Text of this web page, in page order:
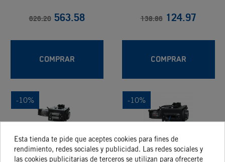
626.20 563.58
COMPRAR
138.86 124.97
COMPRAR
-10%
Polaris HD 2,500
-10%
K-WINCH POL 3.5
Esta tienda te pide que aceptes cookies para fines de
rendimiento, redes sociales y publicidad. Las redes sociales y
las cookies publicitarias de terceros se utilizan para ofrecerte